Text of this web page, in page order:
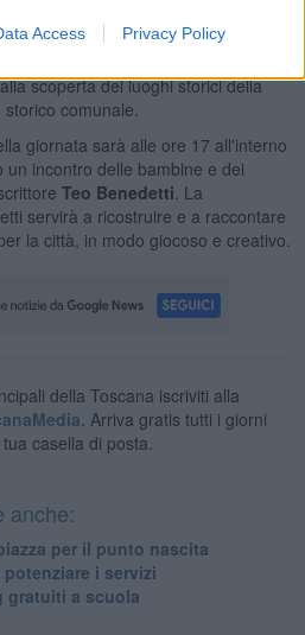
Access Privacy Policy
Cir Food offrirà la merenda.
alla scoperta dei luoghi storici della
comunale.
giornata sarà alle ore 17 all'interno
un incontro delle bambine e dei
Teo Benedetti . La
servirà a ricostruire e a raccontare
la città, in modo giocoso e creativo.
della Toscana iscriviti alla
Arriva gratis tutti i giorni
casella di posta.
anche:
per il punto nascita
i servizi
gratuiti a scuola